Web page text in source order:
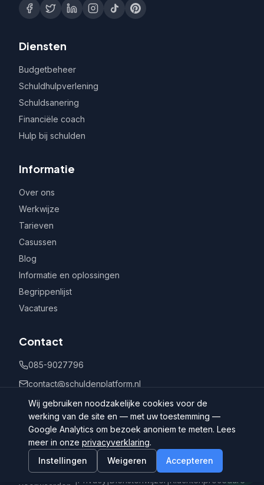
Diensten
Budgetbeheer
Schuldhulpverlening
Schuldsanering
Financiële coach
Hulp bij schulden
Informatie
Over ons
Werkwijze
Tarieven
Casussen
Blog
Informatie en oplossingen
Begrippenlijst
Vacatures
Contact
085-9027796
contact@schuldenplatform.nl
Postbus 802, 7400 AV Deventer
©
Schuldenplatform.nl
Algemene
|Privacy |Dienstenwijzer |Klachtenprocedure
Wij gebruiken noodzakelijke cookies voor de
werking van de site en — met uw toestemming —
Google Analytics om bezoek anoniem te meten. Lees
meer in onze privacyverklaring.
Instellingen
Weigeren Accepteren